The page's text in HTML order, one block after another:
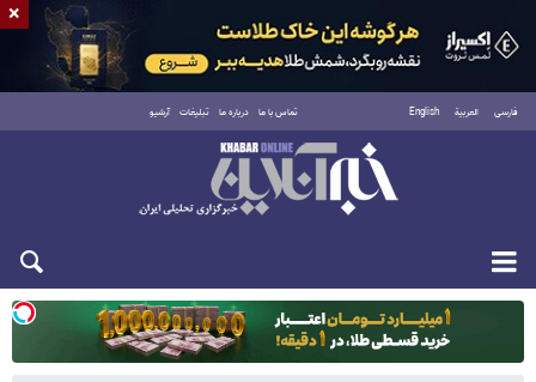
فارسی العربية English تماس با ما درباره ما تبلیغات آرشیو
دوشنبه ۱۹ مرداد ۱۴۰۵
×